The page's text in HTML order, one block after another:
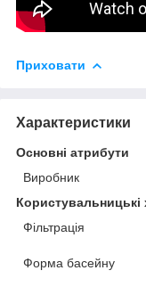
Приховати
Характеристики
Основні атрибути
Виробник
Користувальницькі
Фільтрація
Форма басейну